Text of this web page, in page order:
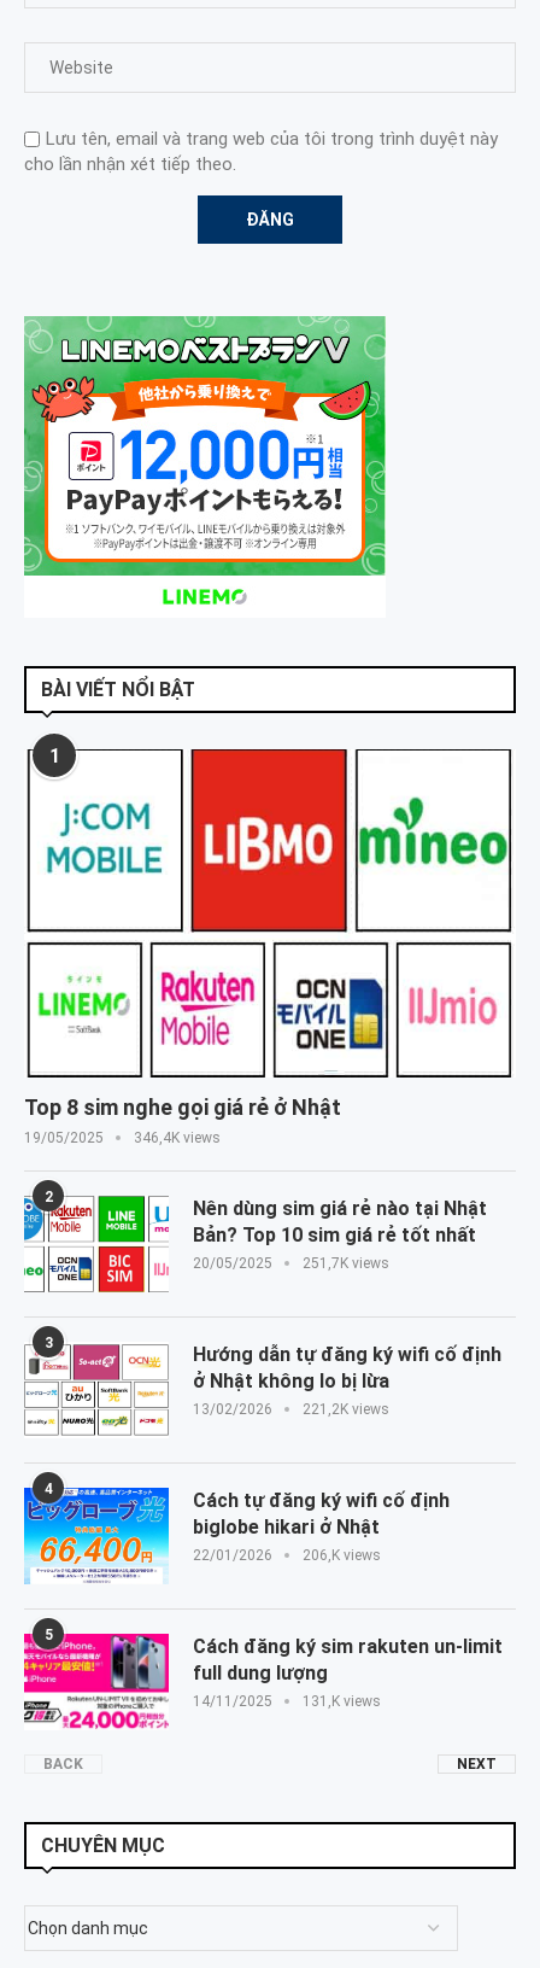
Lưu tên, email và trang web của tôi trong trình duyệt này
cho lần nhận xét tiếp theo.
BÀI VIẾT NỔI BẬT
1
Top 8 sim nghe gọi giá rẻ ở Nhật
19/05/2025 346,4K views
2
Nên dùng sim giá rẻ nào tại Nhật
Bản? Top 10 sim giá rẻ tốt nhất
20/05/2025 251,7K views
3
Hướng dẫn tự đăng ký wifi cố định
ở Nhật không lo bị lừa
13/02/2026 221,2K views
4
Cách tự đăng ký wifi cố định
biglobe hikari ở Nhật
22/01/2026 206,K views
5
Cách đăng ký sim rakuten un-limit
full dung lượng
14/11/2025 131,K views
BACK NEXT
CHUYÊN MỤC